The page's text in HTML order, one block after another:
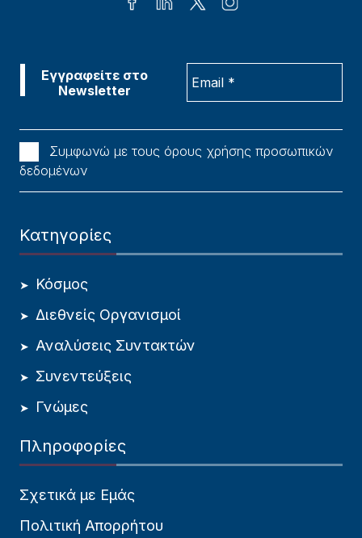
Συμφωνώ με τους όρους χρήσης προσωπικών
δεδομένων
Κατηγορίες
Κόσμος
Διεθνείς Οργανισμοί
Αναλύσεις Συντακτών
Συνεντεύξεις
Γνώμες
Πληροφορίες
Σχετικά με Εμάς
Πολιτική Απορρήτου